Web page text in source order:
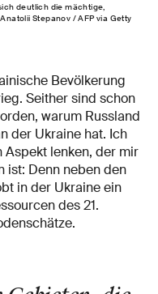
deutlich die mächtige,
Stepanov / AFP via Getty
Bevölkerung
Seither sind schon
warum Russland
der Ukraine hat. Ich
Aspekt lenken, der mir
ist: Denn neben den
in der Ukraine ein
des 21.